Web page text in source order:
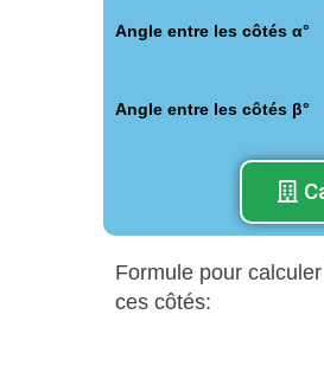
Angle entre les côtés α°
Angle entre les côtés β°
Formule pour
ces côtés: